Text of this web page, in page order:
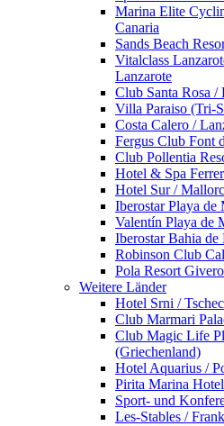
Marina Elite
Canaria
Sands Beach
Vitalclass
Lanzarote
Club Santa Rosa /
Villa Paraiso (Tri-
Costa Calero /
Fergus Club Font
Club Pollentia
Hotel & Spa
Hotel Sur /
Iberostar Playa
Valentín Playa de
Iberostar Bahia de
Robinson Club
Pola Resort
Weitere Länder
Hotel Srni /
Club Marmari
Club Magic Life
(Griechenland)
Hotel Aquarius /
Pirita Marina
Sport- und
Les-Stables /